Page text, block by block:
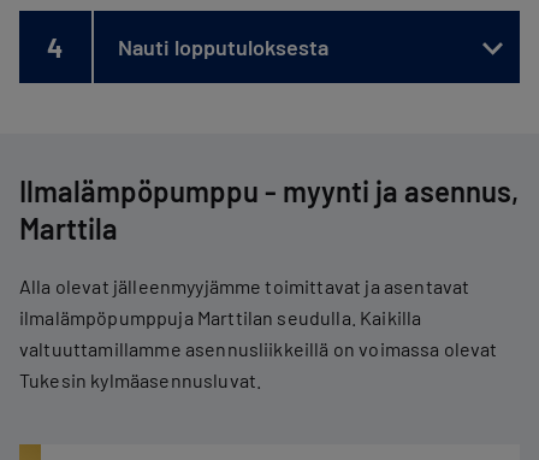
4 Nauti lopputuloksesta
Ilmalämpöpumppu - myynti ja asennus,
Marttila
Alla olevat jälleenmyyjämme toimittavat ja asentavat
ilmalämpöpumppuja Marttilan seudulla. Kaikilla
valtuuttamillamme asennusliikkeillä on voimassa olevat
Tukesin kylmäasennusluvat.